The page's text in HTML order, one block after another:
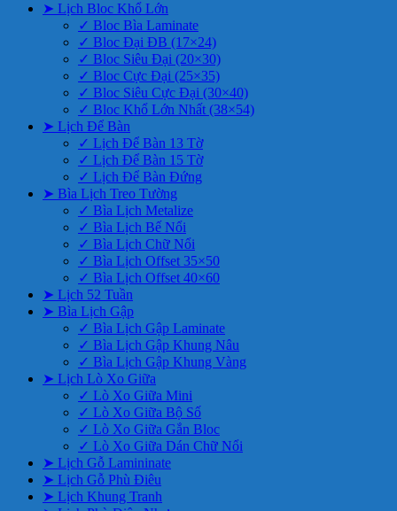
➤ Lịch Bloc Khổ Lớn
✓ Bloc Bìa Laminate
✓ Bloc Đại ĐB (17×24)
✓ Bloc Siêu Đại (20×30)
✓ Bloc Cực Đại (25×35)
✓ Bloc Siêu Cực Đại (30×40)
✓ Bloc Khổ Lớn Nhất (38×54)
➤ Lịch Để Bàn
✓ Lịch Để Bàn 13 Tờ
✓ Lịch Để Bàn 15 Tờ
✓ Lịch Để Bàn Đứng
➤ Bìa Lịch Treo Tường
✓ Bìa Lịch Metalize
✓ Bìa Lịch Bế Nổi
✓ Bìa Lịch Chữ Nổi
✓ Bìa Lịch Offset 35×50
✓ Bìa Lịch Offset 40×60
➤ Lịch 52 Tuần
➤ Bìa Lịch Gập
✓ Bìa Lịch Gập Laminate
✓ Bìa Lịch Gập Khung Nâu
✓ Bìa Lịch Gập Khung Vàng
➤ Lịch Lò Xo Giữa
✓ Lò Xo Giữa Mini
✓ Lò Xo Giữa Bộ Số
✓ Lò Xo Giữa Gắn Bloc
✓ Lò Xo Giữa Dán Chữ Nổi
➤ Lịch Gỗ Lamininate
➤ Lịch Gỗ Phù Điêu
➤ Lịch Khung Tranh